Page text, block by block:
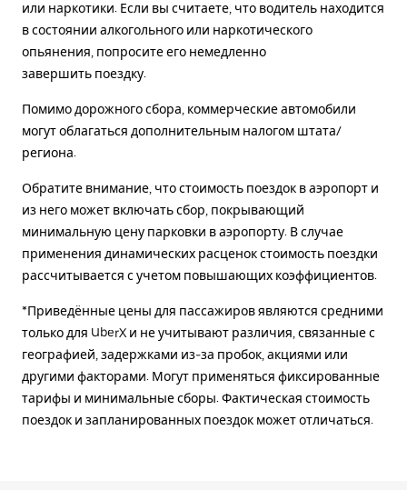
или наркотики. Если вы считаете, что водитель находится
в состоянии алкогольного или наркотического
опьянения, попросите его немедленно
завершить поездку.
Помимо дорожного сбора, коммерческие автомобили
могут облагаться дополнительным налогом штата/
региона.
Обратите внимание, что стоимость поездок в аэропорт и
из него может включать сбор, покрывающий
минимальную цену парковки в аэропорту. В случае
применения динамических расценок стоимость поездки
рассчитывается с учетом повышающих коэффициентов.
*Приведённые цены для пассажиров являются средними
только для UberX и не учитывают различия, связанные с
географией, задержками из-за пробок, акциями или
другими факторами. Могут применяться фиксированные
тарифы и минимальные сборы. Фактическая стоимость
поездок и запланированных поездок может отличаться.